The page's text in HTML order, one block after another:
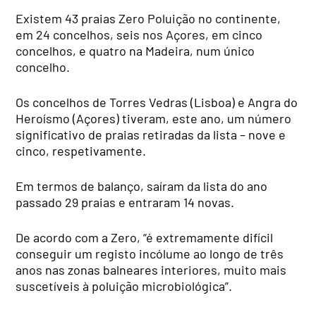
Existem 43 praias Zero Poluição no continente,
em 24 concelhos, seis nos Açores, em cinco
concelhos, e quatro na Madeira, num único
concelho.
Os concelhos de Torres Vedras (Lisboa) e Angra do
Heroísmo (Açores) tiveram, este ano, um número
significativo de praias retiradas da lista – nove e
cinco, respetivamente.
Em termos de balanço, saíram da lista do ano
passado 29 praias e entraram 14 novas.
De acordo com a Zero, “é extremamente difícil
conseguir um registo incólume ao longo de três
anos nas zonas balneares interiores, muito mais
suscetíveis à poluição microbiológica”.